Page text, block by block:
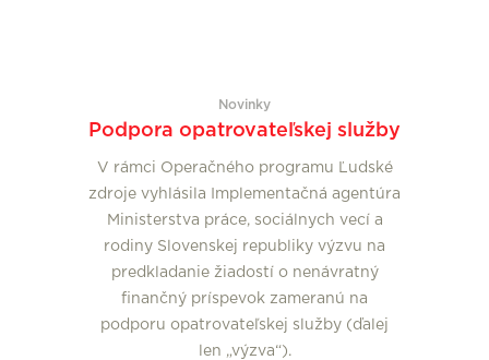
Novinky
Podpora opatrovateľskej služby
V rámci Operačného programu Ľudské
zdroje vyhlásila Implementačná agentúra
Ministerstva práce, sociálnych vecí a
rodiny Slovenskej republiky výzvu na
predkladanie žiadostí o nenávratný
finančný príspevok zameranú na
podporu opatrovateľskej služby (ďalej
len „výzva“).